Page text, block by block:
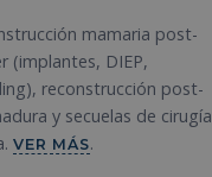
mamaria post-
(implantes, DIEP,
reconstrucción post-
y secuelas de cirugía
VER MÁS.